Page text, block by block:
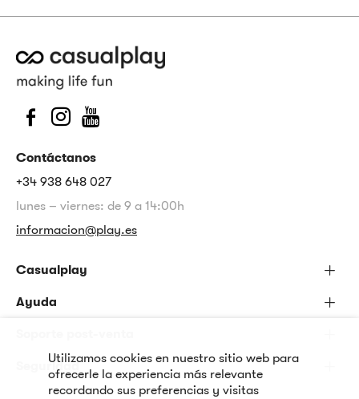
Contáctanos
+34 938 648 027
lunes – viernes: de 9 a 14:00h
informacion@play.es
Casualplay
Ayuda
Seguridad
Utilizamos cookies en nuestro sitio web para
ofrecerle la experiencia más relevante
recordando sus preferencias y visitas